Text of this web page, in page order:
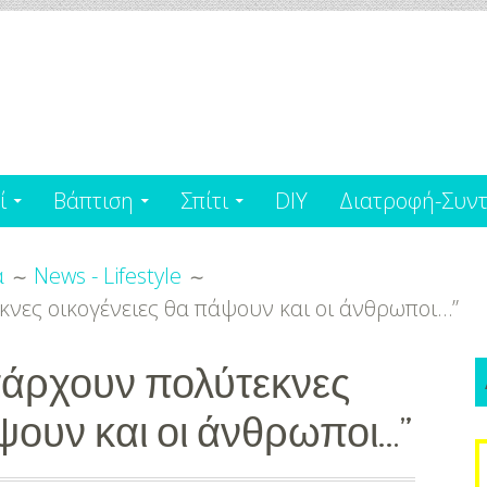
Βάπτιση Σπίτι DIY Διατροφή-
News - Lifestyle
οικογένειες θα πάψουν και οι άνθρωποι…”
πολύτεκνες
και οι άνθρωποι…”